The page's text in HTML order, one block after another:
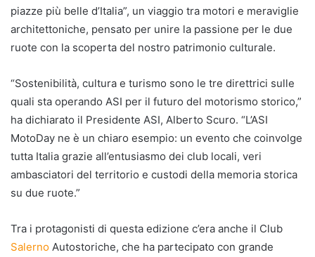
piazze più belle d’Italia”, un viaggio tra motori e meraviglie
architettoniche, pensato per unire la passione per le due
ruote con la scoperta del nostro patrimonio culturale.
“Sostenibilità, cultura e turismo sono le tre direttrici sulle
quali sta operando ASI per il futuro del motorismo storico,”
ha dichiarato il Presidente ASI, Alberto Scuro. “L’ASI
MotoDay ne è un chiaro esempio: un evento che coinvolge
tutta Italia grazie all’entusiasmo dei club locali, veri
ambasciatori del territorio e custodi della memoria storica
su due ruote.”
Tra i protagonisti di questa edizione c’era anche il Club
Salerno Autostoriche, che ha partecipato con grande